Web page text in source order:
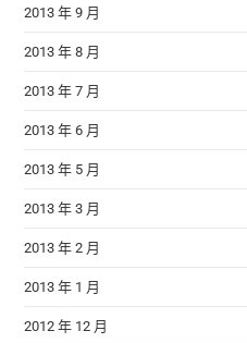
2013 年 9 月
2013 年 8 月
2013 年 7 月
2013 年 6 月
2013 年 5 月
2013 年 3 月
2013 年 2 月
2013 年 1 月
2012 年 12 月